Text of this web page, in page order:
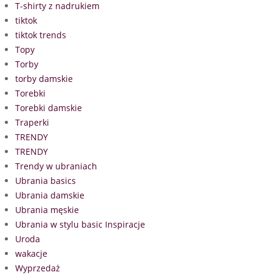
T-shirty z nadrukiem
tiktok
tiktok trends
Topy
Torby
torby damskie
Torebki
Torebki damskie
Traperki
TRENDY
TRENDY
Trendy w ubraniach
Ubrania basics
Ubrania damskie
Ubrania męskie
Ubrania w stylu basic Inspiracje
Uroda
wakacje
Wyprzedaż